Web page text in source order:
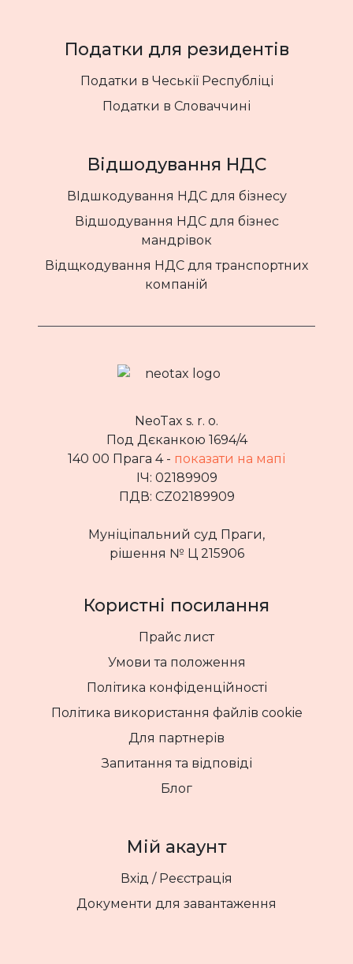
Податки для резидентів
Податки в Чеськії Республіці
Податки в Словаччині
Відшодування НДС
ВІдшкодування НДС для бізнесу
Відшодування НДС для бізнес
мандрівок
Відщкодування НДС для транспортних
компаній
NeoTax s. r. o.
Под Дєканкою 1694/4
140 00 Прага 4 - показати на мапі
ІЧ: 02189909
ПДВ: CZ02189909
Муніціпальний суд Праги,
рішення № Ц 215906
Користні посилання
Прайс лист
Умови та положення
Політика конфіденційності
Політика використання файлів cookie
Для партнерів
Запитання та відповіді
Блог
Мій акаунт
Вхід / Реєстрація
Документи для завантаження